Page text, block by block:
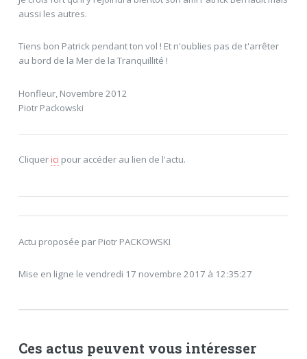
aussi les autres.
Tiens bon Patrick pendant ton vol ! Et n'oublies pas de t'arrêter
au bord de la Mer de la Tranquillité !
Honfleur, Novembre 2012
Piotr Packowski
Cliquerici pour accéder au lien de l'actu.
Actu proposée par Piotr PACKOWSKI
Mise en ligne le vendredi 17 novembre 2017 à 12:35:27
Ces actus peuvent vous intéresser